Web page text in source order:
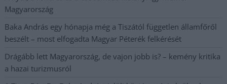
Magyarország
Baka András egy hónapja még a Tiszától független államfőről
beszélt – most elfogadta Magyar Péterék felkérését
Drágább lett Magyarország, de vajon jobb is? – kemény kritika
a hazai turizmusról